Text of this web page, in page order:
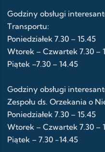
Godziny obsługi
Transportu:
Poniedziałek 7.30 – 15.45
Wtorek – Czwartek 7.30 –
Piątek –7.30 – 14.45
Godziny obsługi
Zespołu ds. Orzekania o
Poniedziałek 7.30 – 15.45
Wtorek – Czwartek 7.30 –
Piątek – 7.30 -14.45